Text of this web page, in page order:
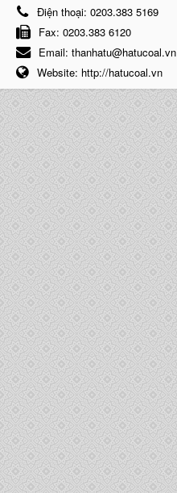
Điện thoại: 0203.383 5169
Fax: 0203.383 6120
Email: thanhatu@hatucoal.vn
Website: http://hatucoal.vn